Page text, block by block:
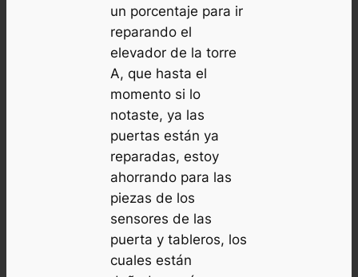
un porcentaje para ir
reparando el
elevador de la torre
A, que hasta el
momento si lo
notaste, ya las
puertas están ya
reparadas, estoy
ahorrando para las
piezas de los
sensores de las
puerta y tableros, los
cuales están